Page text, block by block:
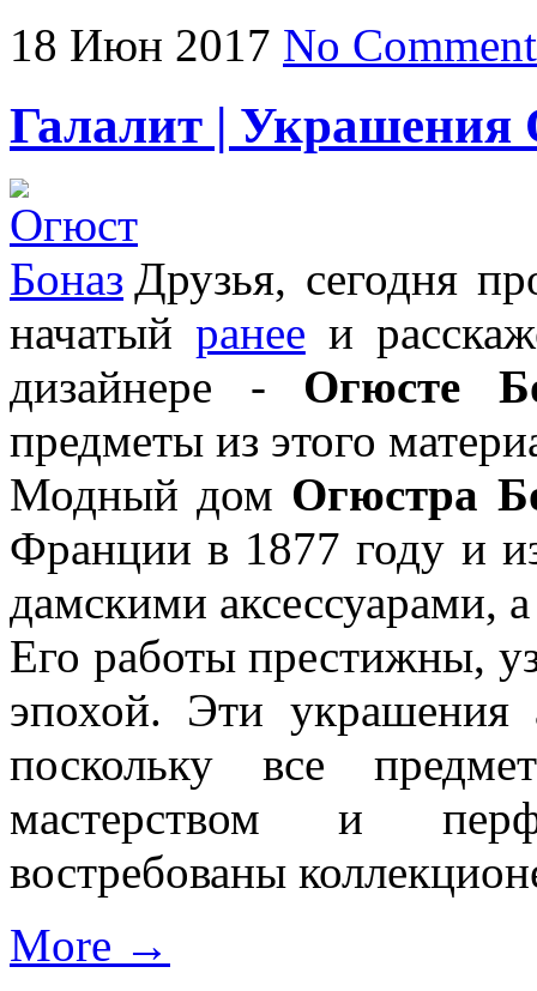
18 Июн 2017 No
Галалит | Украшения
Друзья, сегодня
начатый ранее и
дизайнере - Огюсте
предметы из этого
Модный дом Огюстра
Франции в 1877 году и
дамскими аксессуарами,
Его работы престижны,
эпохой. Эти
поскольку все
мастерством и
востребованы
More →